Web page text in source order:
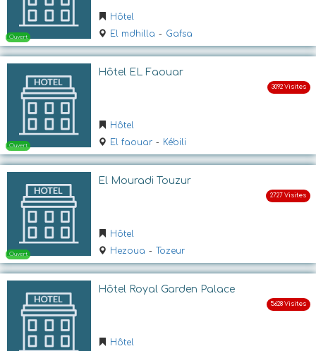
Ouvert
Ouvert
Hôtel
El mdhilla - Gafsa
Hôtel EL Faouar
Hôtel
El faouar - Kébili
El Mouradi Touzur
Hôtel
Hezoua - Tozeur
Hôtel Royal Garden Palace
Hôtel